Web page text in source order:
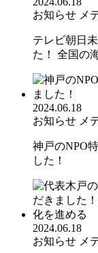
お知らせ メ
テレビ朝日
た！ 全国の
2024.06.18
お知らせ メ
神戸のNPO
した！
2024.06.18
お知らせ メ